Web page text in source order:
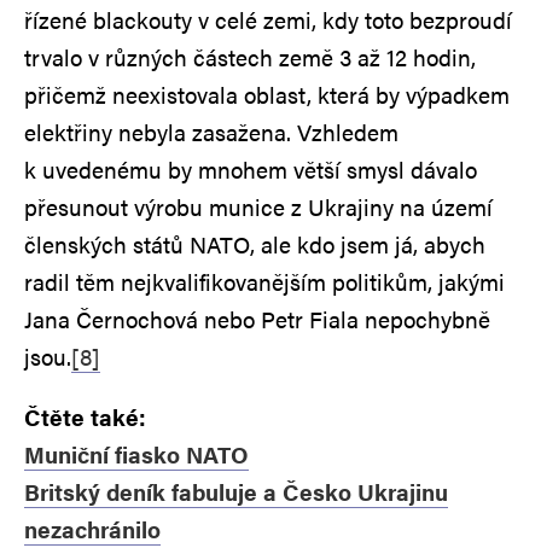
řízené blackouty v celé zemi, kdy toto bezproudí
trvalo v různých částech země 3 až 12 hodin,
přičemž neexistovala oblast, která by výpadkem
elektřiny nebyla zasažena. Vzhledem
k uvedenému by mnohem větší smysl dávalo
přesunout výrobu munice z Ukrajiny na území
členských států NATO, ale kdo jsem já, abych
radil těm nejkvalifikovanějším politikům, jakými
Jana Černochová nebo Petr Fiala nepochybně
jsou.[8]
Čtěte také:
Muniční fiasko NATO
Britský deník fabuluje a Česko Ukrajinu
nezachránilo